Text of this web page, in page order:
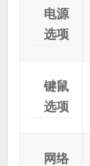
电源
选项
键鼠
选项
网络